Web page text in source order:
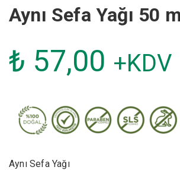
Aynı Sefa Yağı 50
₺ 57,00 +KDV
Aynı Sefa Yağı